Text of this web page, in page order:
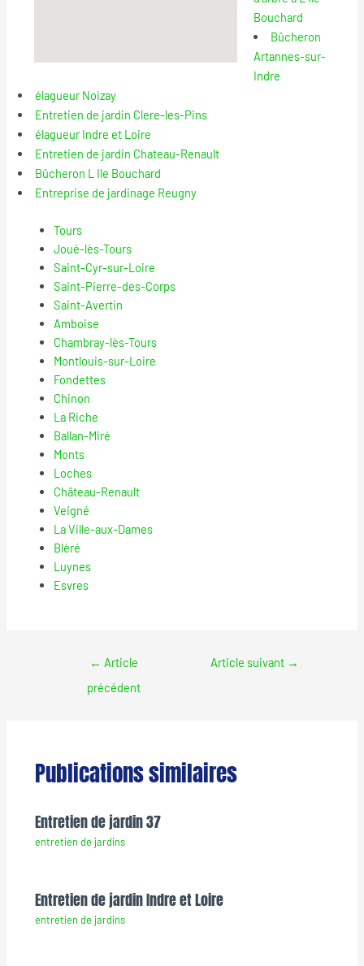
Bouchard
Bûcheron
Artannes-sur-
Indre
élagueur Noizay
Entretien de jardin Clere-les-Pins
élagueur Indre et Loire
Entretien de jardin Chateau-Renault
Bûcheron L Ile Bouchard
Entreprise de jardinage Reugny
Tours
Joué-lès-Tours
Saint-Cyr-sur-Loire
Saint-Pierre-des-Corps
Saint-Avertin
Amboise
Chambray-lès-Tours
Montlouis-sur-Loire
Fondettes
Chinon
La Riche
Ballan-Miré
Monts
Loches
Château-Renault
Veigné
La Ville-aux-Dames
Bléré
Luynes
Esvres
← Article
précédent
Article suivant →
Publications similaires
Entretien de jardin 37
entretien de jardins
Entretien de jardin Indre et Loire
entretien de jardins